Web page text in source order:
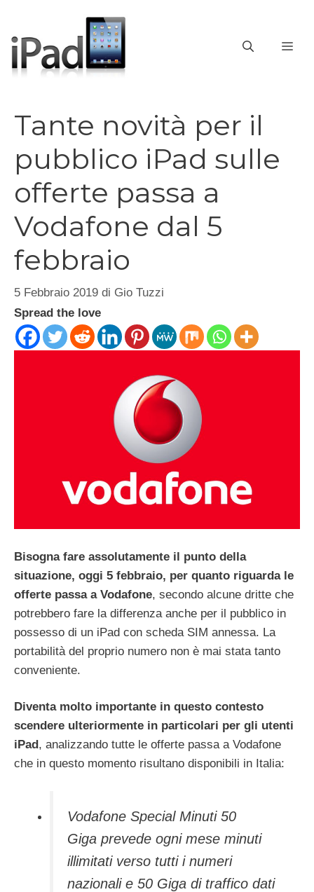
contenuto
Tante novità per il
pubblico iPad sulle
offerte passa a
Vodafone dal 5
febbraio
5 Febbraio 2019 di Gio Tuzzi
Spread the love
Bisogna fare assolutamente il punto della
situazione, oggi 5 febbraio, per quanto riguarda le
offerte passa a Vodafone, secondo alcune dritte che
potrebbero fare la differenza anche per il pubblico in
possesso di un iPad con scheda SIM annessa. La
portabilità del proprio numero non è mai stata tanto
conveniente.
Diventa molto importante in questo contesto
scendere ulteriormente in particolari per gli utenti
iPad , analizzando tutte le offerte passa a Vodafone
che in questo momento risultano disponibili in Italia:
Vodafone Special Minuti 50
Giga prevede ogni mese minuti
illimitati verso tutti i numeri
nazionali e 50 Giga di traffico dati